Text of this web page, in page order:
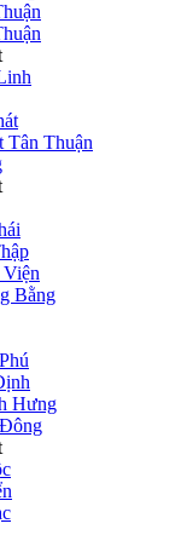
Tân Thuận
Bằng
Hưng